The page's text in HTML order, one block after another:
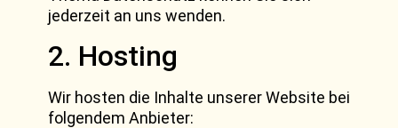
jederzeit an uns wenden.
2. Hosting
Wir hosten die Inhalte unserer Website bei
folgendem Anbieter: